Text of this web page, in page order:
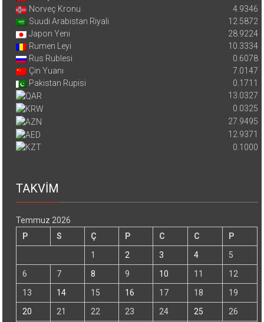
Norveç Kronu
4.9346
Suudi Arabistan Riyali
12.5872
Japon Yeni
28.9224
Rumen Leyi
10.3334
Rus Rublesi
0.6078
Çin Yuanı
7.0147
Pakistan Rupisi
0.1711
13.0327
0.0325
27.9495
12.9371
0.1000
TAKVİM
Temmuz 2026
P
S Ç P C C
P
1
2 3 4
5
6
7 8 9 10 11
12
13
14 15 16 17 18
19
20
21 22 23 24 25 26